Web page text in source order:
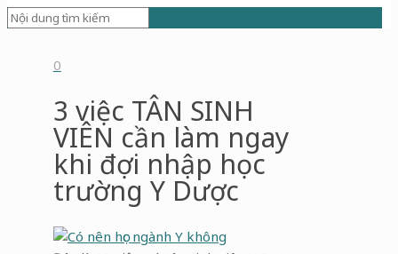
0
3 việc TÂN SINH
VIÊN cần làm ngay
khi đợi nhập học
trường Y Dược